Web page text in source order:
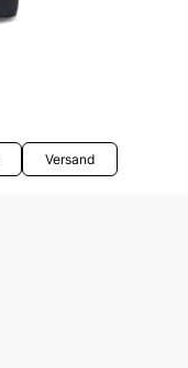
Versand